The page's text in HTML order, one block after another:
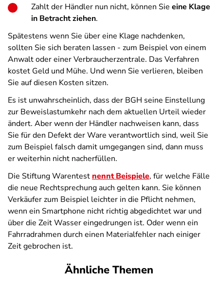
Zahlt der Händler nun nicht, können Sie eine Klage
in Betracht ziehen.
Spätestens wenn Sie über eine Klage nachdenken,
sollten Sie sich beraten lassen - zum Beispiel von einem
Anwalt oder einer Verbraucherzentrale. Das Verfahren
kostet Geld und Mühe. Und wenn Sie verlieren, bleiben
Sie auf diesen Kosten sitzen.
Es ist unwahrscheinlich, dass der BGH seine Einstellung
zur Beweislastumkehr nach dem aktuellen Urteil wieder
ändert. Aber wenn der Händler nachweisen kann, dass
Sie für den Defekt der Ware verantwortlich sind, weil Sie
zum Beispiel falsch damit umgegangen sind, dann muss
er weiterhin nicht nacherfüllen.
Die Stiftung Warentest nennt Beispiele, für welche Fälle
die neue Rechtsprechung auch gelten kann. Sie können
Verkäufer zum Beispiel leichter in die Pflicht nehmen,
wenn ein Smartphone nicht richtig abgedichtet war und
über die Zeit Wasser eingedrungen ist. Oder wenn ein
Fahrradrahmen durch einen Materialfehler nach einiger
Zeit gebrochen ist.
Ähnliche Themen